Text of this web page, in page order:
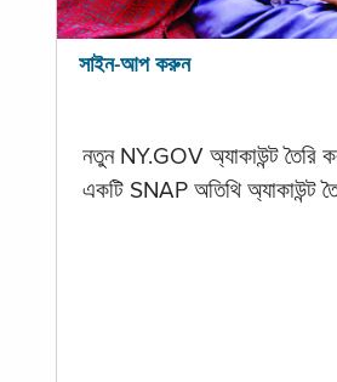
সাইন-আপ করুন
নতুন NY.GOV অ্যাকাউন্ট তৈরি
একটি SNAP অতিথি অ্যাকাউন্ট